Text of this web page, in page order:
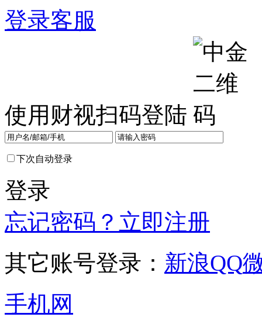
登录客服
使用财视扫码登陆
下次自动登录
登录
忘记密码？ 立即注册
其它账号登录： 新浪QQ
手机网